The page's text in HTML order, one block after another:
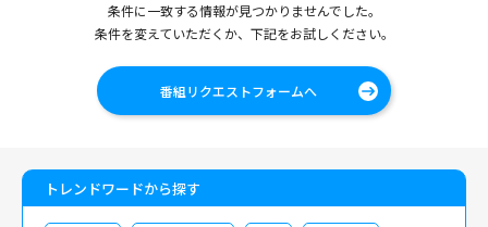
条件に一致する情報が見つかりませんでした。
条件を変えていただくか、下記をお試しください。
番組リクエストフォームへ
トレンドワードから探す